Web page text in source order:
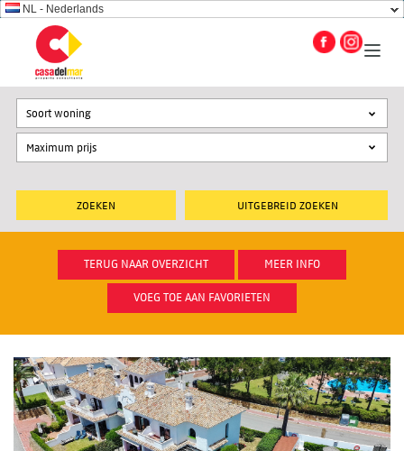
NL - Nederlands
UITGEBREID ZOEKEN
Soort woning
TERUG NAAR OVERZICHT MEER INFO
VOEG TOE AAN FAVORIETEN